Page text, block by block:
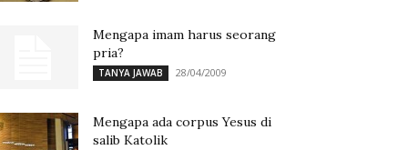
Mengapa imam harus seorang
pria?
TANYA JAWAB 28/04/2009
Mengapa ada corpus Yesus di
salib Katolik